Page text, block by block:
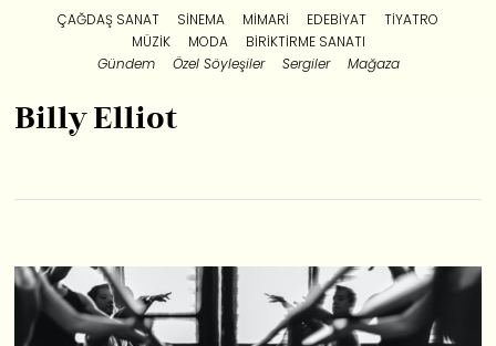
ÇAĞDAŞ SANAT SINEMA MIMARI EDEBIYAT
TIYATRO
MÜZIK
MODA
BIRIKTIRME SANATI
Gündem
Özel Söyleşiler Sergiler Mağaza
Billy Elliot